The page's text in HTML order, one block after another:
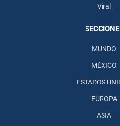
Viral
MUNDO
MÉXICO
ESTADOS
EUROPA
ASIA